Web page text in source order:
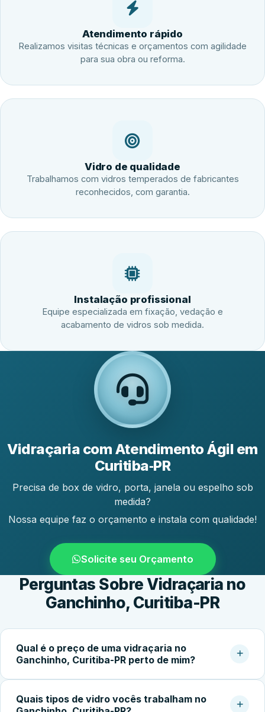
Atendimento rápido
Realizamos visitas técnicas e orçamentos com agilidade
para sua obra ou reforma.
Vidro de qualidade
Trabalhamos com vidros temperados de fabricantes
reconhecidos, com garantia.
Instalação profissional
Equipe especializada em fixação, vedação e
acabamento de vidros sob medida.
Vidraçaria com Atendimento Ágil em
Curitiba‑PR
Precisa de box de vidro, porta, janela ou espelho sob
medida?
Nossa equipe faz o orçamento e instala com qualidade!
Solicite seu Orçamento
Perguntas Sobre Vidraçaria no
Ganchinho, Curitiba-PR
Qual é o preço de uma vidraçaria no
Ganchinho, Curitiba-PR perto de mim?
dimensões, espessura, acessórios e complexidade da
Quais tipos de vidro vocês trabalham no